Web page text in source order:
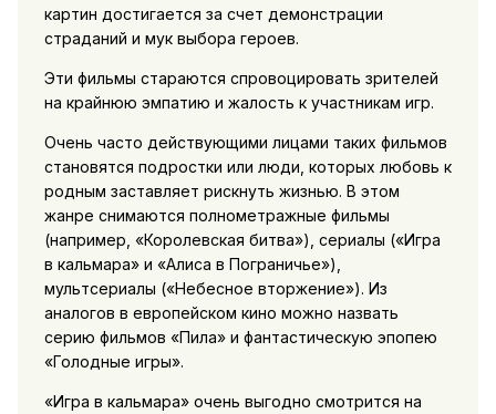
картин достигается за счет демонстрации
страданий и мук выбора героев.
Эти фильмы стараются спровоцировать зрителей
на крайнюю эмпатию и жалость к участникам игр.
Очень часто действующими лицами таких фильмов
становятся подростки или люди, которых любовь к
родным заставляет рискнуть жизнью. В этом
жанре снимаются полнометражные фильмы
(например, «Королевская битва»), сериалы («Игра
в кальмара» и «Алиса в Пограничье»),
мультсериалы («Небесное вторжение»). Из
аналогов в европейском кино можно назвать
серию фильмов «Пила» и фантастическую эпопею
«Голодные игры».
«Игра в кальмара» очень выгодно смотрится на